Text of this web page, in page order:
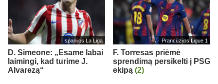
Ispanijos La Liga
D. Simeone: „Esame labai
laimingi, kad turime J.
Alvarezą“
Prancūzijos Ligue 1
F. Torresas priėmė
sprendimą persikelti į PSG
ekipą (2)